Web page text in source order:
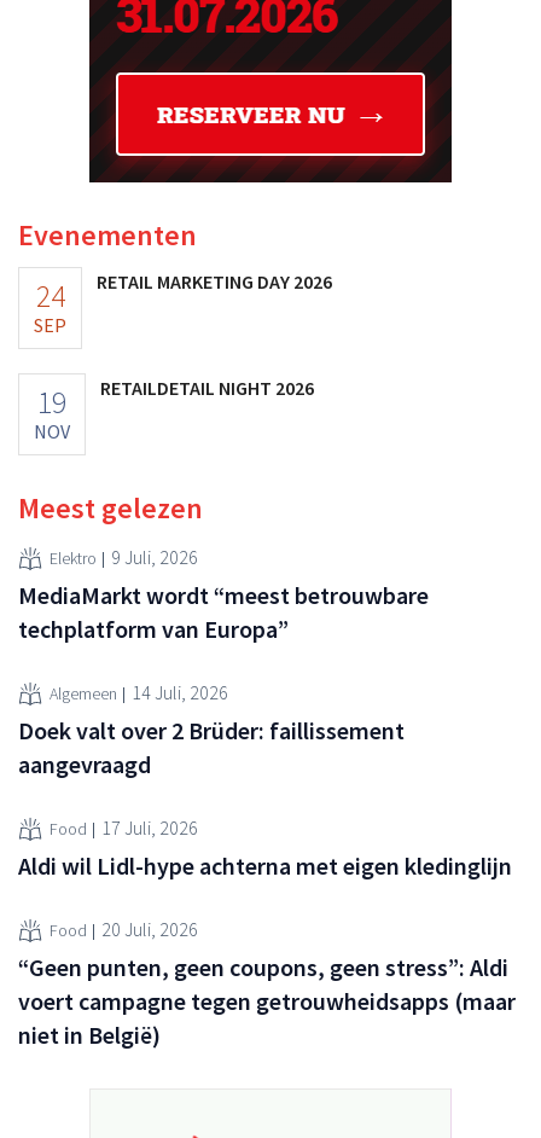
Evenementen
24
SEP
RETAIL MARKETING DAY 2026
19
NOV
RETAILDETAIL NIGHT 2026
Meest gelezen
Elektro 9 Juli, 2026
MediaMarkt wordt “meest betrouwbare
techplatform van Europa”
Algemeen 14 Juli, 2026
Doek valt over 2 Brüder: faillissement
aangevraagd
Food 17 Juli, 2026
Aldi wil Lidl-hype achterna met eigen kledinglijn
Food 20 Juli, 2026
“Geen punten, geen coupons, geen stress”: Aldi
voert campagne tegen getrouwheidsapps (maar
niet in België)